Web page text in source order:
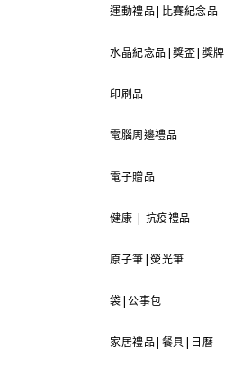
運動禮品|比賽紀念品
水晶紀念品|獎盃|獎牌
印刷品
電腦周邊禮品
電子贈品
健康 | 抗疫禮品
原子筆|熒光筆
袋|公事包
家居禮品|餐具|日曆